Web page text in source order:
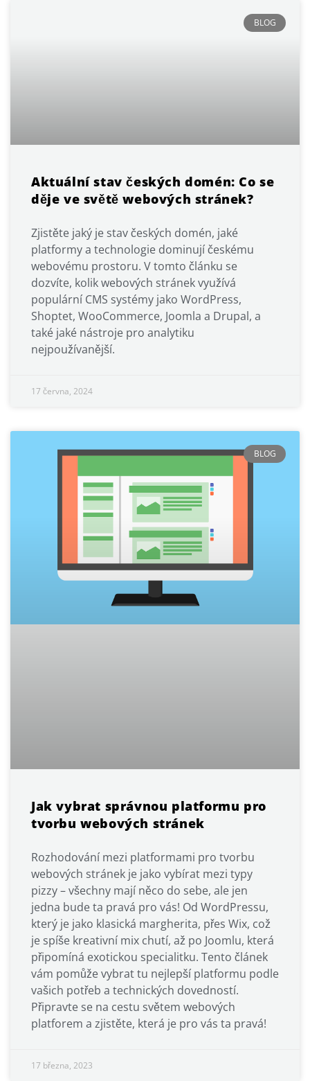
BLOG
Aktuální stav českých domén: Co se
děje ve světě webových stránek?
Zjistěte jaký je stav českých domén, jaké
platformy a technologie dominují českému
webovému prostoru. V tomto článku se
dozvíte, kolik webových stránek využívá
populární CMS systémy jako WordPress,
Shoptet, WooCommerce, Joomla a Drupal, a
také jaké nástroje pro analytiku
nejpoužívanější.
17 června, 2024
BLOG
Jak vybrat správnou platformu pro
tvorbu webových stránek
Rozhodování mezi platformami pro tvorbu
webových stránek je jako vybírat mezi typy
pizzy – všechny mají něco do sebe, ale jen
jedna bude ta pravá pro vás! Od WordPressu,
který je jako klasická margherita, přes Wix, což
je spíše kreativní mix chutí, až po Joomlu, která
připomíná exotickou specialitku. Tento článek
vám pomůže vybrat tu nejlepší platformu podle
vašich potřeb a technických dovedností.
Připravte se na cestu světem webových
platforem a zjistěte, která je pro vás ta pravá!
17 března, 2023